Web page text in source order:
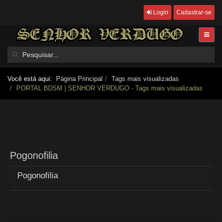
Login Cadastrar-se
Você está aqui: Página Principal
Tags mais visualizadas
PORTAL BDSM | SENHOR VERDUGO - Tags mais visualizadas
Pogonofilia
Pogonofilia